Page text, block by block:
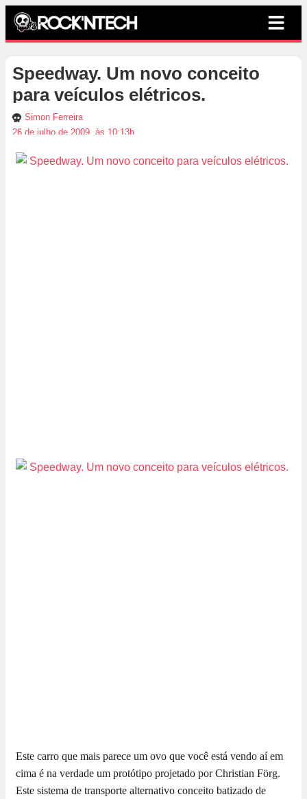
Speedway. Um novo conceito
para veículos elétricos.
Simon Ferreira
26 de julho de 2009, às 10:13h
Este carro que mais parece um ovo que você está vendo aí em
cima é na verdade um protótipo projetado por Christian Förg.
Este sistema de transporte alternativo conceito batizado de